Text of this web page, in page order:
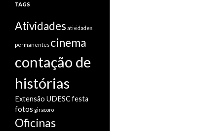
TAGS
Atividades atividades
permanentes cinema
contação de
histórias
Extensão UDESCfesta
fotos giracoro
Oficinas